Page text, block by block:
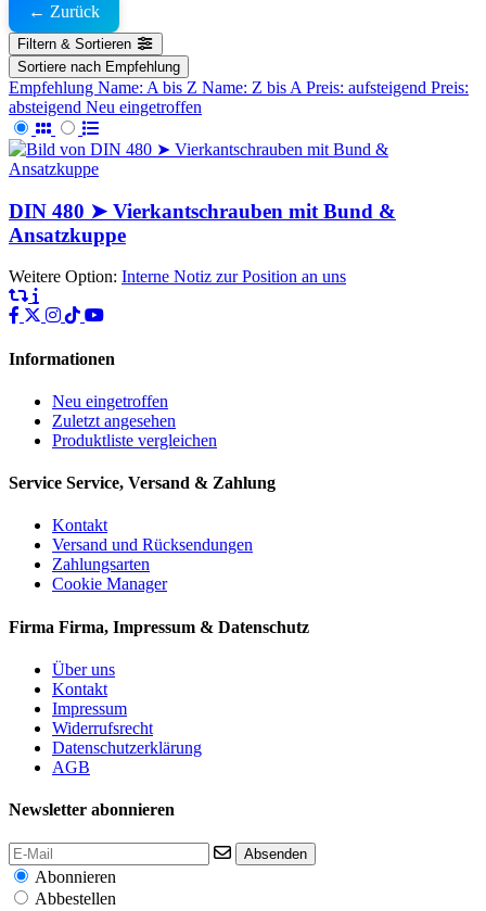
← Zurück
Filtern & Sortieren
Sortiere nach Empfehlung
Empfehlung Name: A bis Z Name: Z bis A Preis: aufsteigend Preis:
absteigend Neu eingetroffen
DIN 480 ➤ Vierkantschrauben mit Bund &
Ansatzkuppe
Weitere Option: Interne Notiz zur Position an uns
Informationen
Neu eingetroffen
Zuletzt angesehen
Produktliste vergleichen
Service Service, Versand & Zahlung
Kontakt
Versand und Rücksendungen
Zahlungsarten
Cookie Manager
Firma Firma, Impressum & Datenschutz
Über uns
Kontakt
Impressum
Widerrufsrecht
Datenschutzerklärung
AGB
Newsletter abonnieren
Absenden
Abonnieren
Abbestellen